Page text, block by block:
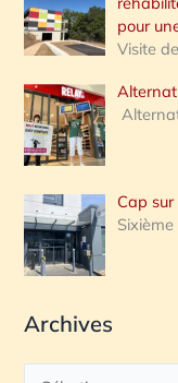
pour
Visite
Cap sur
Archives